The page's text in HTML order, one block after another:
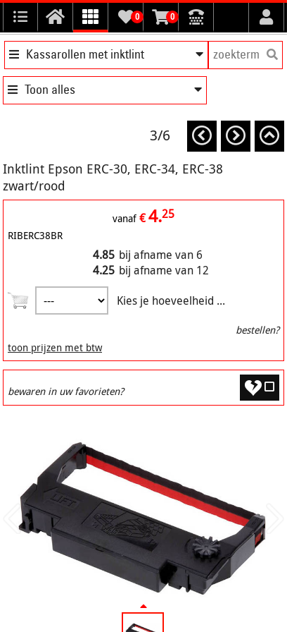
0 0
Kassarollen met inktlint
Toon alles
3/6
Inktlint Epson ERC-30, ERC-34, ERC-38
zwart/rood
vanaf €4.25
RIBERC38BR
4.85 bij afname van 6
4.25 bij afname van 12
Kies je hoeveelheid ...
bestellen?
toon prijzen met btw
bewaren in uw favorieten?